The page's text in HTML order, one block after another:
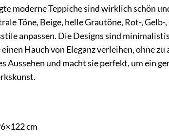
moderne Teppiche sind wirklich schön
Töne, Beige, helle Grautöne, Rot-,
anpassen. Die Designs sind
Hauch von Eleganz verleihen, ohne
Aussehen und macht sie perfekt, um ein
cm